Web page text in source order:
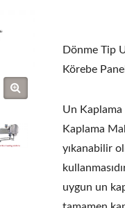
Dönme Tip
Körebe
Un
Kaplama
yıkanabilir
uygun un